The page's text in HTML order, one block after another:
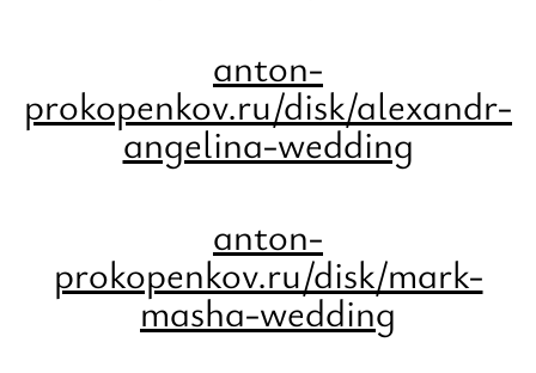
anton-
prokopenkov.ru/disk/alexandr-
angelina-wedding
anton-
prokopenkov.ru/disk/mark-
masha-wedding